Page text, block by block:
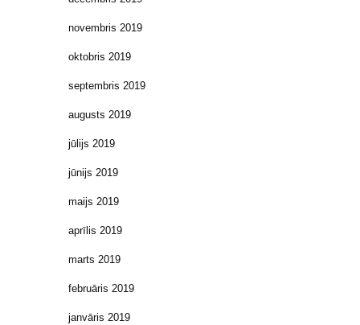
novembris 2019
oktobris 2019
septembris 2019
augusts 2019
jūlijs 2019
jūnijs 2019
maijs 2019
aprīlis 2019
marts 2019
februāris 2019
janvāris 2019